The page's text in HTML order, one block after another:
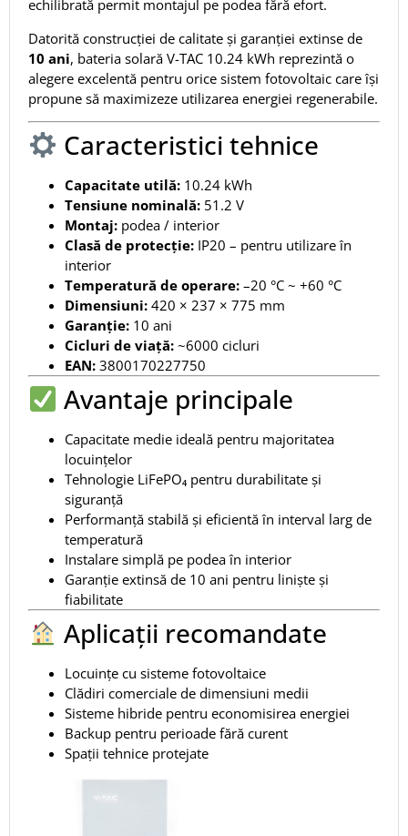
echilibrată permit montajul pe podea fără efort.
Datorită construcției de calitate și garanției extinse de
10 ani, bateria solară V-TAC 10.24 kWh reprezintă o
alegere excelentă pentru orice sistem fotovoltaic care își
propune să maximizeze utilizarea energiei regenerabile.
Caracteristici tehnice
Capacitate utilă: 10.24 kWh
Tensiune nominală: 51.2 V
Montaj: podea / interior
Clasă de protecție: IP20 – pentru utilizare în
interior
Temperatură de operare: –20 °C ~ +60 °C
Dimensiuni: 420 × 237 × 775 mm
Garanție: 10 ani
Cicluri de viață: ~6000 cicluri
EAN: 3800170227750
Avantaje principale
Capacitate medie ideală pentru majoritatea
locuințelor
Tehnologie LiFePO₄ pentru durabilitate și
siguranță
Performanță stabilă și eficientă în interval larg de
temperatură
Instalare simplă pe podea în interior
Garanție extinsă de 10 ani pentru liniște și
fiabilitate
Aplicații recomandate
Locuințe cu sisteme fotovoltaice
Clădiri comerciale de dimensiuni medii
Sisteme hibride pentru economisirea energiei
Backup pentru perioade fără curent
Spații tehnice protejate